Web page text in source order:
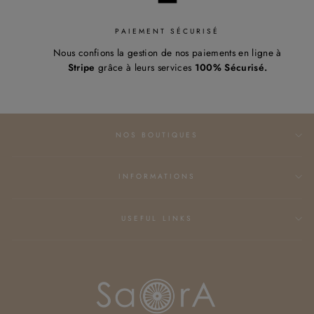
PAIEMENT SÉCURISÉ
Nous confions la gestion de nos paiements en ligne à
Stripe grâce à leurs services 100% Sécurisé.
NOS BOUTIQUES
INFORMATIONS
USEFUL LINKS